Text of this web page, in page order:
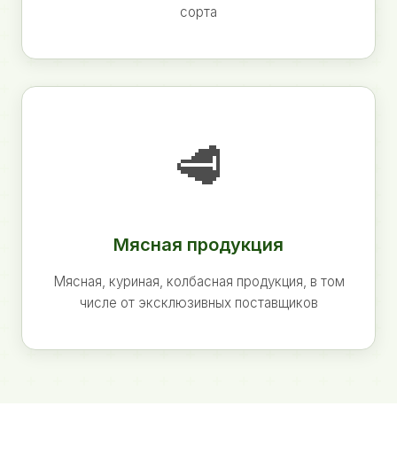
сорта
🥩
Мясная продукция
Мясная, куриная, колбасная продукция, в том
числе от эксклюзивных поставщиков